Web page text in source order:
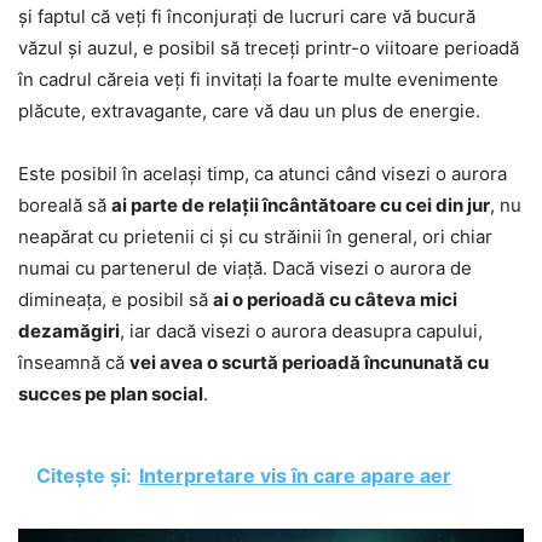
și faptul că veți fi înconjurați de lucruri care vă bucură
văzul și auzul, e posibil să treceți printr-o viitoare perioadă
în cadrul căreia veți fi invitați la foarte multe evenimente
plăcute, extravagante, care vă dau un plus de energie.
Este posibil în același timp, ca atunci când visezi o aurora
boreală să ai parte de relații încântătoare cu cei din jur, nu
neapărat cu prietenii ci și cu străinii în general, ori chiar
numai cu partenerul de viață. Dacă visezi o aurora de
dimineața, e posibil să ai o perioadă cu câteva mici
dezamăgiri, iar dacă visezi o aurora deasupra capului,
înseamnă că vei avea o scurtă perioadă încununată cu
succes pe plan social.
Citește și: Interpretare vis în care apare aer